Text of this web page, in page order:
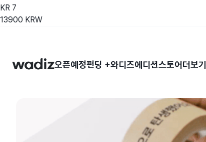
KR 7
13900 KRW
오픈예정펀딩 +와디즈에디션스토어더보기